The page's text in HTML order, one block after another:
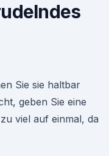
Sie sie haltbar
geben Sie eine
viel auf einmal, da